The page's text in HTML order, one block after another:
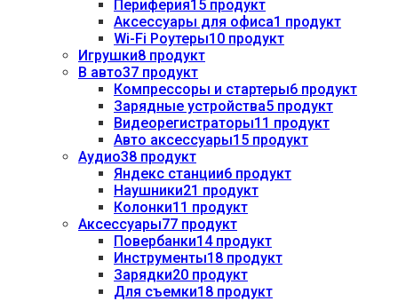
Периферия15 продукт
Аксессуары для офиса1 продукт
Wi-Fi Роутеры10 продукт
Игрушки8 продукт
В авто37 продукт
Компрессоры и стартеры6 продукт
Зарядные устройства5 продукт
Видеорегистраторы11 продукт
Авто аксессуары15 продукт
Аудио38 продукт
Яндекс станции6 продукт
Наушники21 продукт
Колонки11 продукт
Аксессуары77 продукт
Повербанки14 продукт
Инструменты18 продукт
Зарядки20 продукт
Для съемки18 продукт